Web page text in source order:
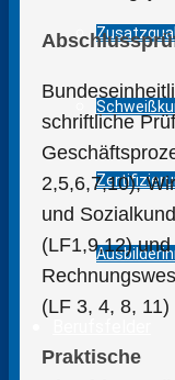
schriftliche
2,5,6,7,10),
und
(LF1,9,12) und
(LF 3, 4, 8, 11)
Praktische